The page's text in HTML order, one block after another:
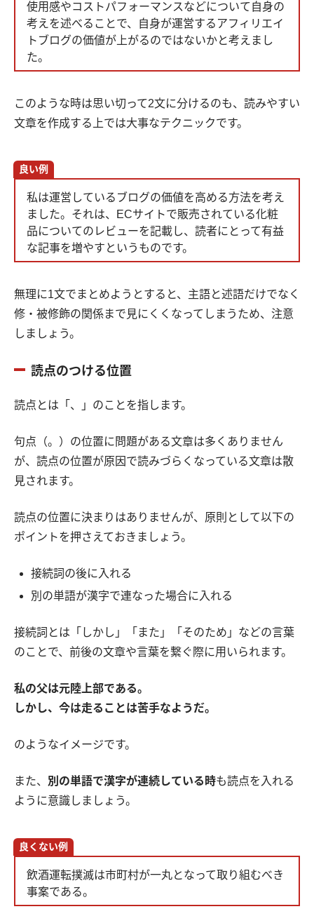
使用感やコストパフォーマンスなどについて自身の
考えを述べることで、自身が運営するアフィリエイ
トブログの価値が上がるのではないかと考えまし
た。
このような時は思い切って2文に分けるのも、読みやすい
文章を作成する上では大事なテクニックです。
良い例
私は運営しているブログの価値を高める方法を考え
ました。それは、ECサイトで販売されている化粧
品についてのレビューを記載し、読者にとって有益
な記事を増やすというものです。
無理に1文でまとめようとすると、主語と述語だけでなく
修・被修飾の関係まで見にくくなってしまうため、注意
しましょう。
読点のつける位置
読点とは「、」のことを指します。
句点（。）の位置に問題がある文章は多くありません
が、読点の位置が原因で読みづらくなっている文章は散
見されます。
読点の位置に決まりはありませんが、原則として以下の
ポイントを押さえておきましょう。
接続詞の後に入れる
別の単語が漢字で連なった場合に入れる
接続詞とは「しかし」「また」「そのため」などの言葉
のことで、前後の文章や言葉を繋ぐ際に用いられます。
私の父は元陸上部である。
しかし、今は走ることは苦手なようだ。
のようなイメージです。
また、 別の単語で漢字が連続している時も読点を入れる
ように意識しましょう。
良くない例
飲酒運転撲滅は市町村が一丸となって取り組むべき
事案である。